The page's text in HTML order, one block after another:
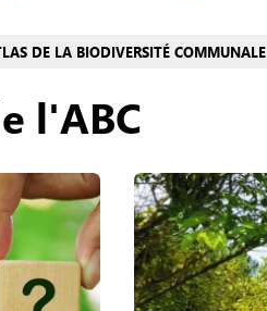
DE LA BIODIVERSITÉ COMMUNALE
l'ABC